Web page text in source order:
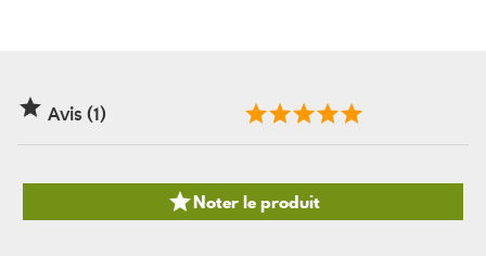
 Avis (1)
Noter le produit